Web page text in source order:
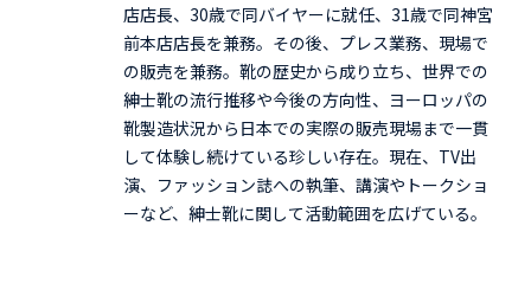
店店長、30歳で同バイヤーに就任、31歳で同神宮
前本店店長を兼務。その後、プレス業務、現場で
の販売を兼務。靴の歴史から成り立ち、世界での
紳士靴の流行推移や今後の方向性、ヨーロッパの
靴製造状況から日本での実際の販売現場まで一貫
して体験し続けている珍しい存在。現在、TV出
演、ファッション誌への執筆、講演やトークショ
ーなど、紳士靴に関して活動範囲を広げている。